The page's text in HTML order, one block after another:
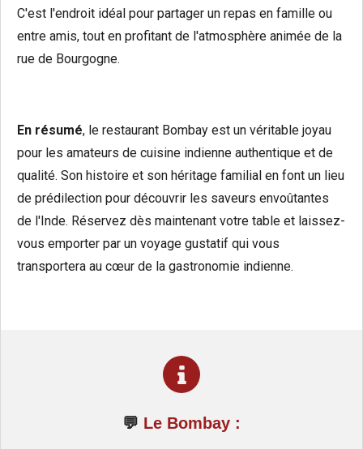
C'est l'endroit idéal pour partager un repas en famille ou
entre amis, tout en profitant de l'atmosphère animée de la
rue de Bourgogne.
En résumé, le restaurant Bombay est un véritable joyau
pour les amateurs de cuisine indienne authentique et de
qualité. Son histoire et son héritage familial en font un lieu
de prédilection pour découvrir les saveurs envoûtantes
de l'Inde. Réservez dès maintenant votre table et laissez-
vous emporter par un voyage gustatif qui vous
transportera au cœur de la gastronomie indienne.
💬 Le Bombay :